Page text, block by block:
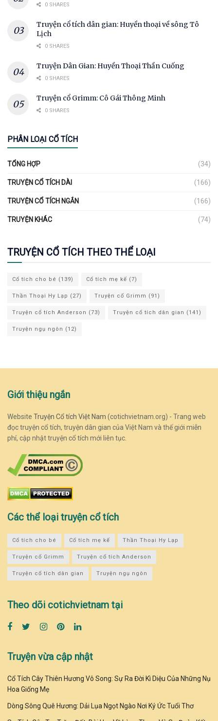
0 SHARES
Truyện cổ tích dân gian: Huyền thoại về sông Tô
Lịch
0 SHARES
Truyện Dân Gian: Huyền Thoại Thần Cuống
0 SHARES
Truyện cổ Grimm: Cô Gái Thông Minh
0 SHARES
PHÂN LOẠI CỔ TÍCH
TỔNG HỢP (34)
TRUYỆN CỔ TÍCH DÀI (166)
TRUYỆN CỔ TÍCH NGẮN (166)
TRUYỆN KHÁC (74)
TRUYỆN CỔ TÍCH THEO THỂ LOẠI
Cổ tích cho bé (139) Cổ tích mẹ kế (7)
Thần Thoại Hy Lạp (27) Truyện cổ Grimm (91)
Truyện cổ tích Anderson (73) Truyện cổ tích dân gian (141)
Truyện ngụ ngôn (12)
Giới thiệu ngắn
Website Truyện Cổ tích Việt Nam (cotichvietnam.org) - Trang web
đọc truyện cổ tích, truyện dân gian của Việt Nam và thế giới miễn
phí, cập nhật truyện cổ tích mới liên tục.
Các thể loại truyện cổ tích
Cổ tích cho bé Cổ tích mẹ kế Thần Thoại Hy Lạp
Truyện cổ Grimm Truyện cổ tích Anderson
Truyện cổ tích dân gian Truyện ngụ ngôn
Theo dõi cotichvietnam tại
Truyện vừa cập nhật
Cổ Tích Cây Thiên Hương Vô Song: Sự Ra Đời Kì Diệu Của Những Nụ
Hoa Giống Mẹ
Dòng Sông Quê Hương: Dải Lụa Ngọt Ngào Nơi Ký Ức Tuổi Thơ